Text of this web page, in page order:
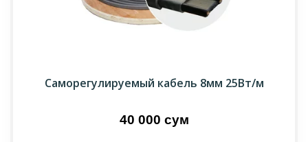
Саморегулируемый кабель 8мм 25Вт/м
40 000 сум